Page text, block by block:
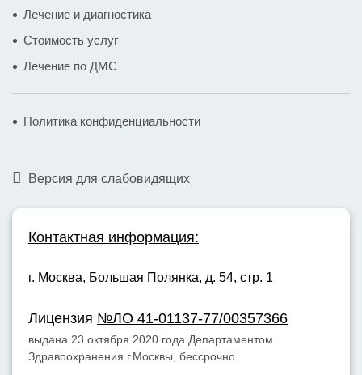
Лечение и диагностика
Стоимость услуг
Лечение по ДМС
Политика конфиденциальности
Версия для слабовидящих
Контактная информация:
г. Москва, Большая Полянка, д. 54, стр. 1
Лицензия №ЛО 41-01137-77/00357366
выдана 23 октября 2020 года Департаментом
Здравоохранения г.Москвы, бессрочно